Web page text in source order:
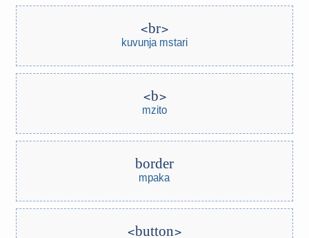
br
kuvunja mstari
b
mzito
border
mpaka
button